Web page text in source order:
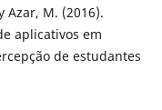
Azar, M. (2016).
aplicativos em
de estudantes